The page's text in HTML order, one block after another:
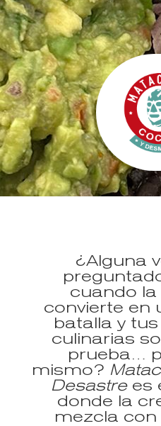
¿Alguna
cuando
convierte en
batalla y
culinarias
prueba…
mismo?
Desastrees
donde la
mezcla con